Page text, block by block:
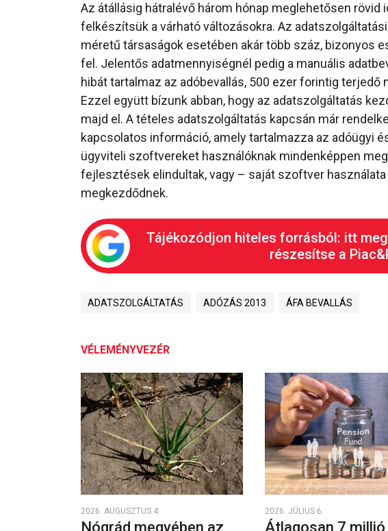
Az átállásig hátralévő három hónap meglehetősen
felkészítsük a várható változásokra. Az
méretű társaságok esetében akár több száz, bizonyos
fel. Jelentős adatmennyiségnél pedig a manuális
hibát tartalmaz az adóbevallás, 500 ezer forintig
Ezzel együtt bízunk abban, hogy az adatszolgáltatás
majd el. A tételes adatszolgáltatás kapcsán már
kapcsolatos információ, amely tartalmazza az adóügyi
ügyviteli szoftvereket használóknak mindenképpen
fejlesztések elindultak, vagy – saját szoftver
megkezdődnek.
Tájékozódjon hiteles forrásból: itt
részesítse a
ADATSZOLGÁLTATÁS ADÓZÁS 2013 ÁFA BEVALLÁS
VÉLEMÉNYVEZÉR
2026. AUGUSZTUS 4.
Nógrád megyében az
2026. JÚLIUS 6.
Átlagosan 7 millió